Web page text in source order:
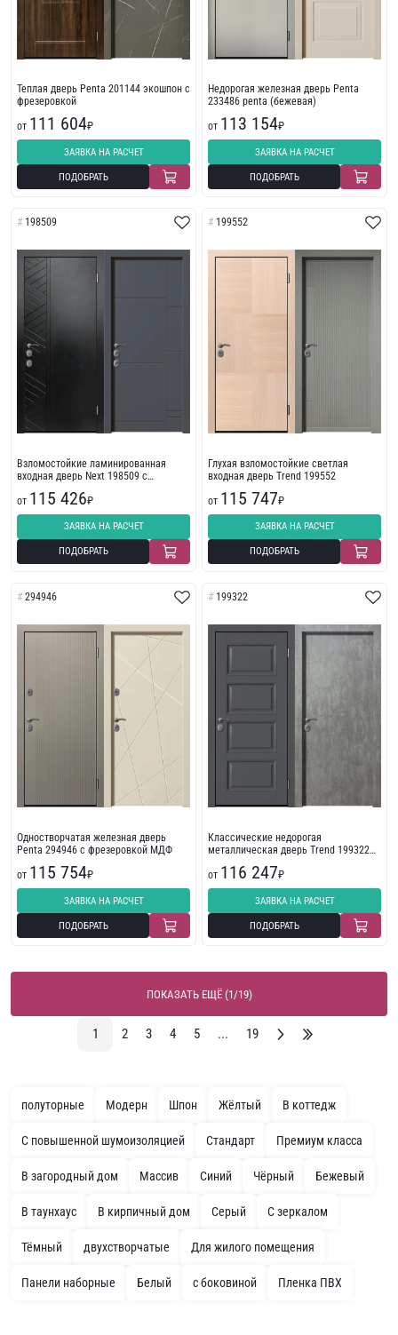
Теплая дверь Penta 201144 экошпон с
фрезеровкой
от 111 604₽
ЗАЯВКА НА РАСЧЕТ
ПОДОБРАТЬ
Недорогая железная дверь Penta
233486 penta (бежевая)
от 113 154₽
ЗАЯВКА НА РАСЧЕТ
ПОДОБРАТЬ
198509
Взломостойкие ламинированная
входная дверь Next 198509 с
от 115 426₽
ЗАЯВКА НА РАСЧЕТ
ПОДОБРАТЬ
199552
Глухая взломостойкие светлая
входная дверь Trend 199552
от 115 747₽
ЗАЯВКА НА РАСЧЕТ
ПОДОБРАТЬ
294946
Одностворчатая железная дверь
Penta 294946 с фрезеровкой МДФ
от 115 754₽
ЗАЯВКА НА РАСЧЕТ
ПОДОБРАТЬ
199322
Классические недорогая
металлическая дверь Trend 199322
от 116 247₽
ЗАЯВКА НА РАСЧЕТ
ПОДОБРАТЬ
ПОКАЗАТЬ ЕЩЁ (1/19)
1 2 3 4 5 ... 19
полуторные Модерн Шпон Жёлтый В коттедж
С повышенной шумоизоляцией Стандарт Премиум класса
В загородный дом Массив Синий Чёрный Бежевый
В таунхаус В кирпичный дом Серый С зеркалом
Тёмный двухстворчатые Для жилого помещения
Панели наборные Белый с боковиной Пленка ПВХ